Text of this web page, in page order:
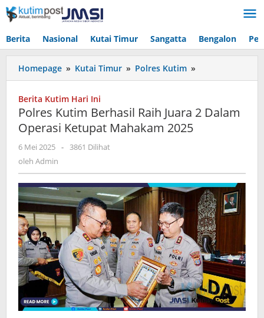
Lewati
ke
Berita Nasional Kutai Timur Sangatta Bengalon
Homepage » Kutai Timur » Polres Kutim »
Kutim
Juara
2025
Berita Kutim Hari Ini
Polres Kutim Berhasil Raih Juara 2 Dalam
Operasi Ketupat Mahakam 2025
6 Mei 2025 oleh
- 3861 Dilihat
oleh Admin